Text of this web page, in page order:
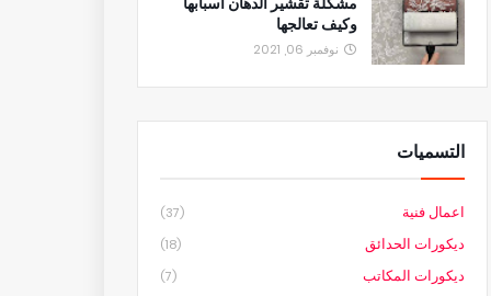
وكيف تعالجها
نوفمبر 06, 2021
التسميات
اعمال فنية (37)
ديكورات الحدائق (18)
ديكورات المكاتب (7)